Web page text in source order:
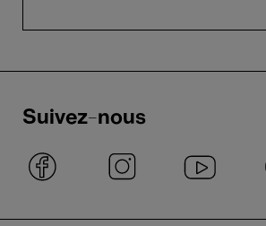
Suivez-nous